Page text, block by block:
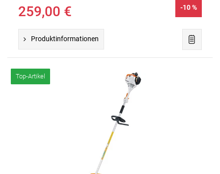
259,00 € -10 %
Produktinformationen
Top-Artikel